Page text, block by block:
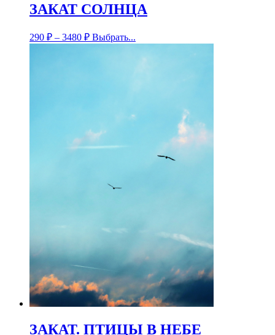
ЗАКАТ СОЛНЦА
290 ₽ – 3480 ₽ Выбрать...
ЗАКАТ. ПТИЦЫ В НЕБЕ